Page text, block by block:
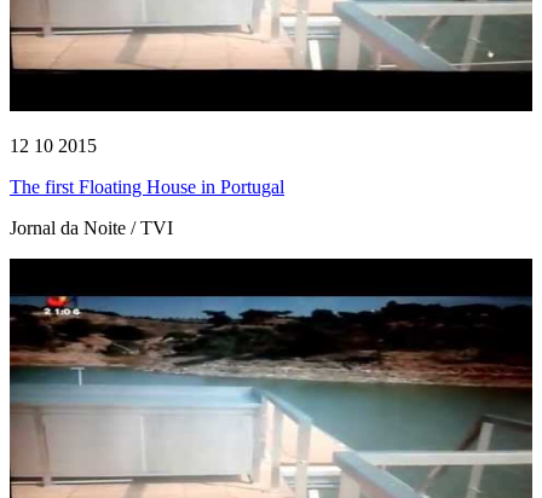
12 10 2015
The first Floating House in Portugal
Jornal da Noite / TVI